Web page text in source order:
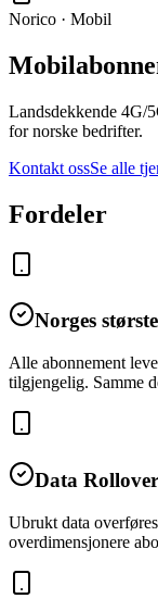
Norico · Mobil
Landsdekkende 4G/
for norske bedrifter.
Kontakt ossSe alle
Fordeler
Norges
Alle abonnement
tilgjengelig. Samme
Data
Ubrukt data
overdimensjonere